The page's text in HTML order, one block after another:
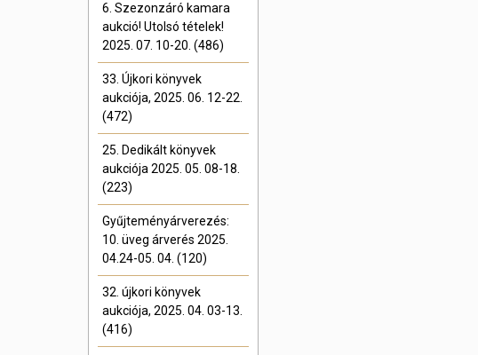
6. Szezonzáró kamara
aukció! Utolsó tételek!
2025. 07. 10-20. (486)
33. Újkori könyvek
aukciója, 2025. 06. 12-22.
(472)
25. Dedikált könyvek
aukciója 2025. 05. 08-18.
(223)
Gyűjteményárverezés:
10. üveg árverés 2025.
04.24-05. 04. (120)
32. újkori könyvek
aukciója, 2025. 04. 03-13.
(416)